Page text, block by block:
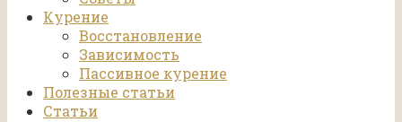
Курение
Восстановление
Зависимость
Пассивное курение
Полезные статьи
Статьи